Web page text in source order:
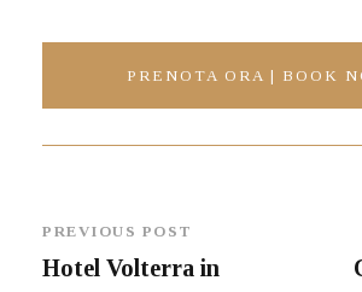
PRENOTA ORA | BOOK
PREVIOUS POST
Hotel Volterra in